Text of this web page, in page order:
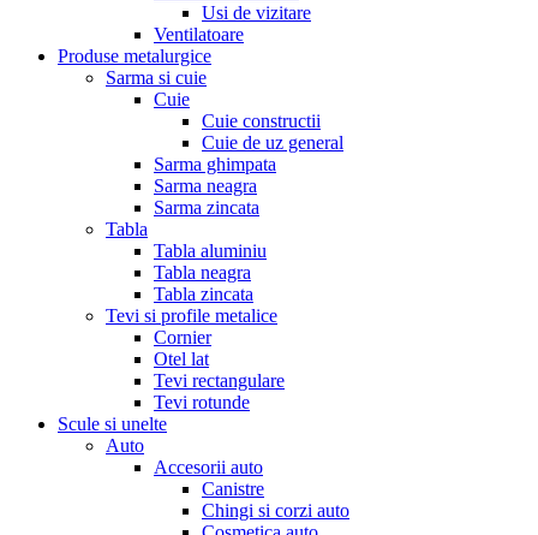
Usi de vizitare
Ventilatoare
Produse metalurgice
Sarma si cuie
Cuie
Cuie constructii
Cuie de uz general
Sarma ghimpata
Sarma neagra
Sarma zincata
Tabla
Tabla aluminiu
Tabla neagra
Tabla zincata
Tevi si profile metalice
Cornier
Otel lat
Tevi rectangulare
Tevi rotunde
Scule si unelte
Auto
Accesorii auto
Canistre
Chingi si corzi auto